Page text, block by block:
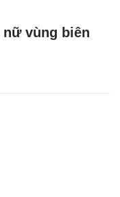
nữ vùng biên